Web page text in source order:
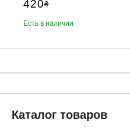
420₴
Есть в наличии
Каталог товаров